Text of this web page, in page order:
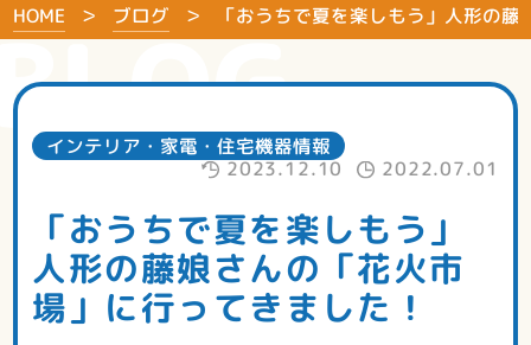
HOME ブログ 「おうちで夏を楽しもう」人形の
インテリア・家電・住宅機器情報
2023.12.10
2022.07.01
「おうちで夏を楽しもう」
人形の藤娘さんの「花火市
場」に行ってきました！